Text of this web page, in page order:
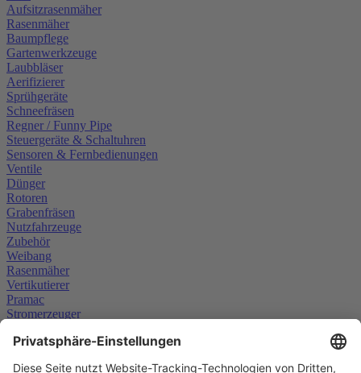
Aufsitzrasenmäher
Rasenmäher
Baumpflege
Gartenwerkzeuge
Laubbläser
Aerifizierer
Sprühgeräte
Schneefräsen
Regner / Funny Pipe
Steuergeräte & Schaltuhren
Sensoren & Fernbedienungen
Ventile
Dünger
Rotoren
Grabenfräsen
Nutzfahrzeuge
Zubehör
Weibang
Rasenmäher
Vertikutierer
Pramac
Stromerzeuger
Weitere Informationen